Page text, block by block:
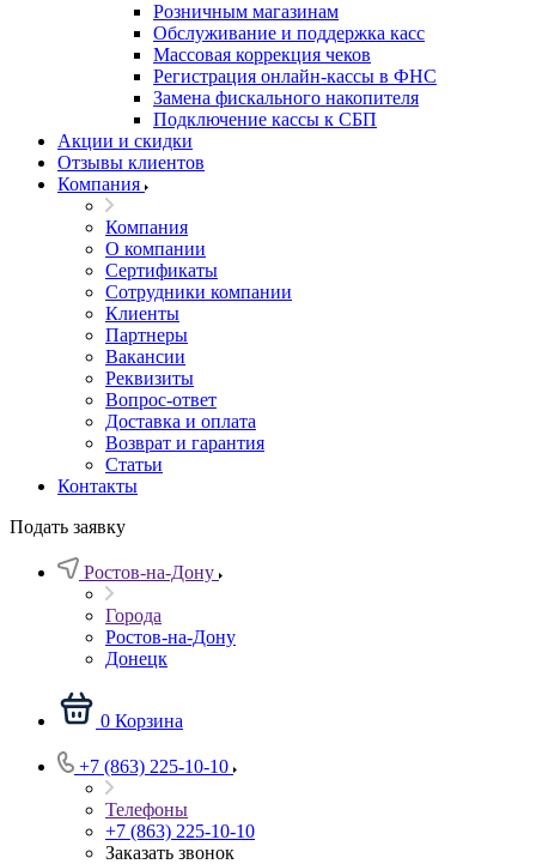
Розничным магазинам
Обслуживание и поддержка касс
Массовая коррекция чеков
Регистрация онлайн-кассы в ФНС
Замена фискального накопителя
Подключение кассы к СБП
Акции и скидки
Отзывы клиентов
Компания
Компания
О компании
Сертификаты
Сотрудники компании
Клиенты
Партнеры
Вакансии
Реквизиты
Вопрос-ответ
Доставка и оплата
Возврат и гарантия
Статьи
Контакты
Подать заявку
Ростов-на-Дону
Города
Ростов-на-Дону
Донецк
0 Корзина
+7 (863) 225-10-10
Телефоны
+7 (863) 225-10-10
Заказать звонок